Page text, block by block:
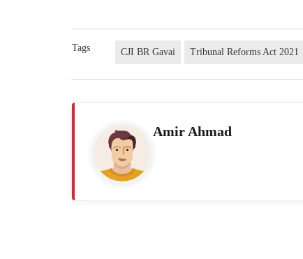
Tags CJI BR Gavai Tribunal Reforms Act 2021
Amir Ahmad